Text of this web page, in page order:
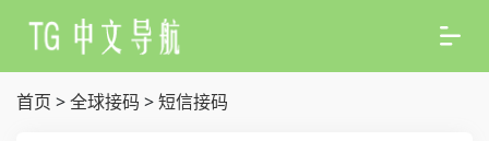
首页 >全球接码 >短信接码